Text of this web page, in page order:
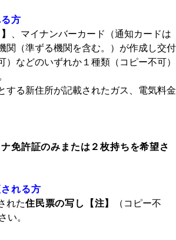
方
、マイナンバーカード（通知カードは
関（準ずる機関を含む。）が作成し交付
）などのいずれか１種類（コピー不可）
する新住所が記載されたガス、電気料金
免許証のみまたは２枚持ちを希望さ
れる方
れた住民票の写し【注】
（コピー不
い。